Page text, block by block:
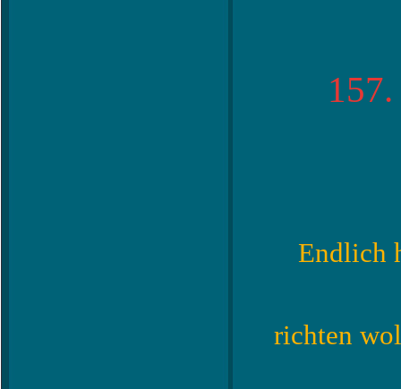
Endlich
richten